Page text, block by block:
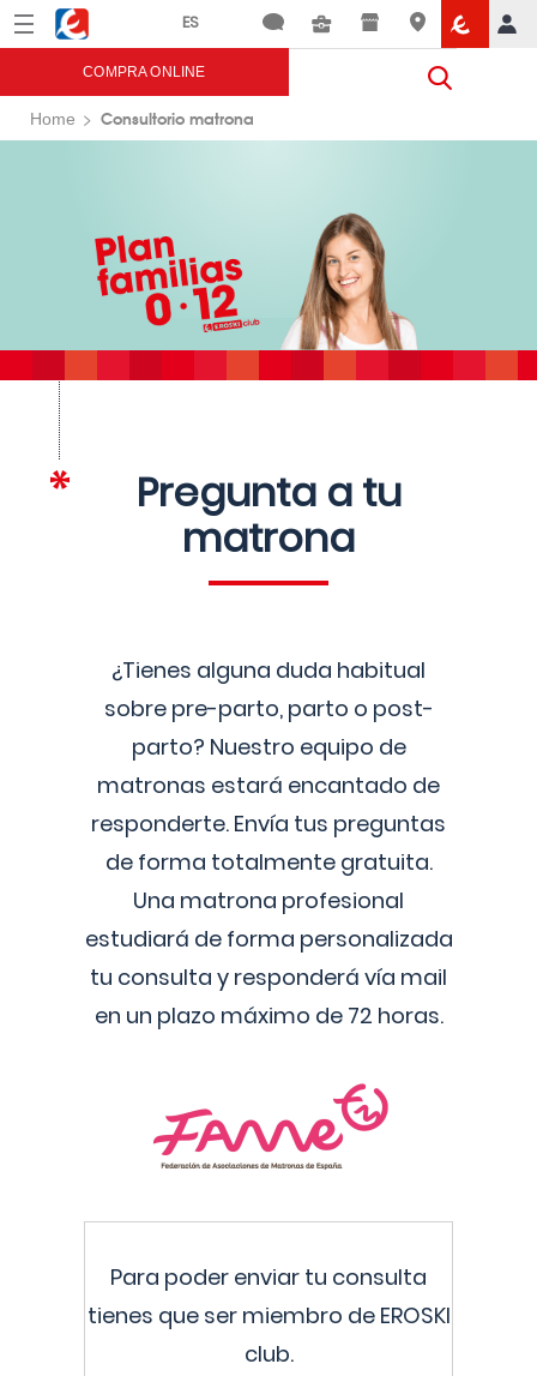
Menú Eroski
COMPRA ONLINE
Home Consultorio matrona
Pregunta a tu
matrona
¿Tienes alguna duda habitual
sobre pre-parto, parto o post-
parto? Nuestro equipo de
matronas estará encantado de
responderte. Envía tus preguntas
de forma totalmente gratuita.
Una matrona profesional
estudiará de forma personalizada
tu consulta y responderá vía mail
en un plazo máximo de 72 horas.
Para poder enviar tu consulta
tienes que ser miembro de EROSKI
club.